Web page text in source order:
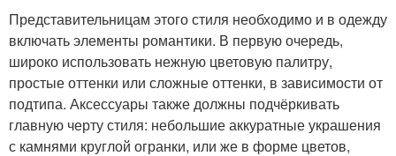
Представительницам этого стиля необходимо и в одежду
включать элементы романтики. В первую очередь,
широко использовать нежную цветовую палитру,
простые оттенки или сложные оттенки, в зависимости от
подтипа. Аксессуары также должны подчёркивать
главную черту стиля: небольшие аккуратные украшения
с камнями круглой огранки, или же в форме цветов,